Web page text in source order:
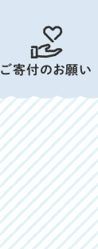
ご寄付のお願い